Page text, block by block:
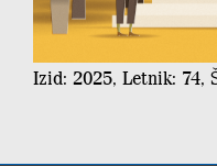
Izid: 2025, Letnik: 74,